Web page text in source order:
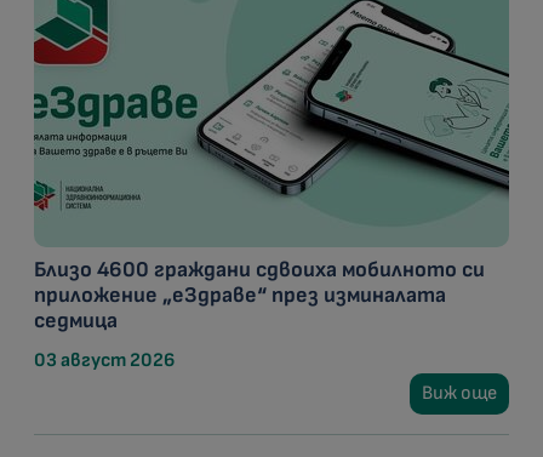
Близо 4600 граждани сдвоиха мобилното си
приложение „еЗдраве“ през изминалата
седмица
03 август 2026
Виж още